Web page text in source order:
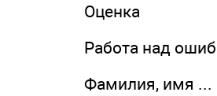
Оценка
Работа над
Фамилия, имя ...